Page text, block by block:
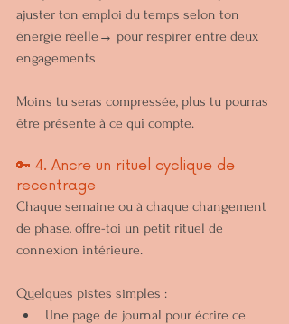
ajuster ton emploi du temps selon ton
énergie réelle→ pour respirer entre deux
engagements
Moins tu seras compressée, plus tu pourras
être présente à ce qui compte.
🔑 4. Ancre un rituel cyclique de
recentrage
Chaque semaine ou à chaque changement
de phase, offre-toi un petit rituel de
connexion intérieure.
Quelques pistes simples :
Une page de journal pour écrire ce